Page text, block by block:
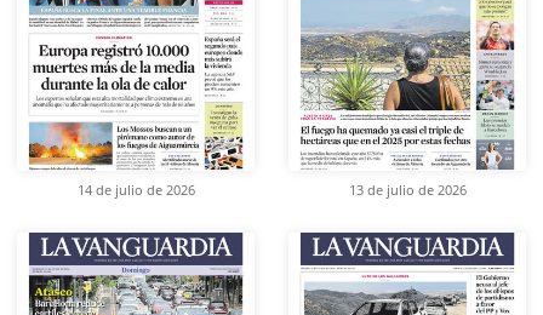
14 de julio de 2026 13 de julio de 2026